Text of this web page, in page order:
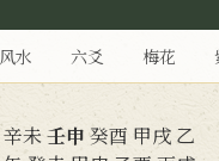
风水 六爻 梅花
辛未壬申 癸酉 甲戌 乙